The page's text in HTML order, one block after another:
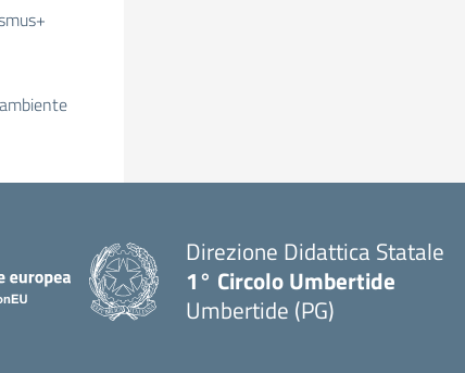
Direzione Didattica Statale
1° Circolo Umbertide
Umbertide (PG)